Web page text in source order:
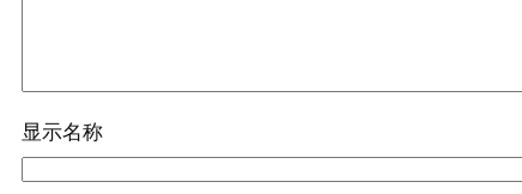
显示名称